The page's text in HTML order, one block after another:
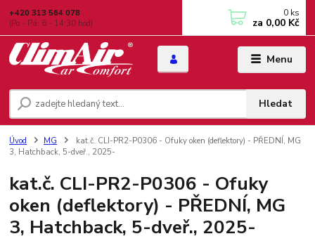
Menu
Hledat
+420 313 564 078
(Po - Pá: 6 - 14:30 hod)
0 ks
za 0,00 Kč
Úvod MG
kat.č. CLI-PR2-P0306 - Ofuky oken (deflektory) - PŘEDNÍ, MG
3, Hatchback, 5-dveř., 2025-
kat.č. CLI-PR2-P0306 - Ofuky
oken (deflektory) - PŘEDNÍ, MG
3, Hatchback, 5-dveř., 2025-